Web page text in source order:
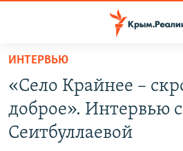
Вернуться
основному
содержанию
Вернутся
СПЕЦПРОЕКТЫ
ГРУЗ 200
ВОДА
ИНТЕРВЬЮ
«Село Крайнее –
доброе». Интервью
Сеитбуллаевой